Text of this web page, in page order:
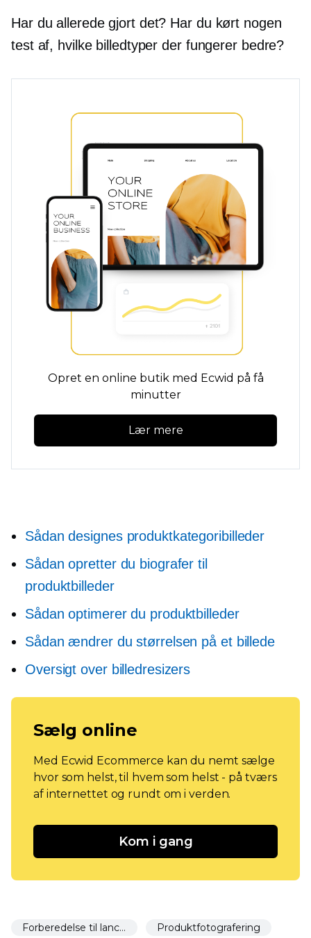
Har du allerede gjort det? Har du kørt nogen
test af, hvilke billedtyper der fungerer bedre?
Opret en online butik med Ecwid på få
minutter
Lær mere
Sådan designes produktkategoribilleder
Sådan opretter du biografer til
produktbilleder
Sådan optimerer du produktbilleder
Sådan ændrer du størrelsen på et billede
Oversigt over billedresizers
Sælg online
Med Ecwid Ecommerce kan du nemt sælge
hvor som helst, til hvem som helst - på tværs
af internettet og rundt om i verden.
Kom i gang
Forberedelse til lancering Produktfotografering